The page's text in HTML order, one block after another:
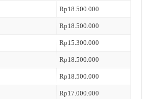
Rp18.500.000
Rp18.500.000
Rp15.300.000
Rp18.500.000
Rp18.500.000
Rp17.000.000